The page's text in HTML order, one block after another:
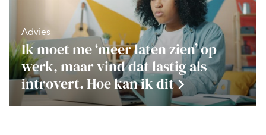
Advies
Ik moet me ‘meer laten zien’ op
werk, maar vind dat lastig als
introvert. Hoe kan ik dit